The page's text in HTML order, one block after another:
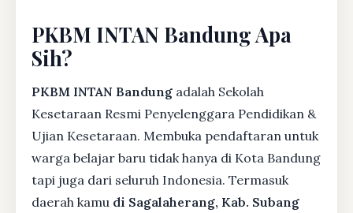
PKBM INTAN Bandung Apa
Sih?
PKBM INTAN Bandung adalah Sekolah
Kesetaraan Resmi Penyelenggara Pendidikan &
Ujian Kesetaraan. Membuka pendaftaran untuk
warga belajar baru tidak hanya di Kota Bandung
tapi juga dari seluruh Indonesia. Termasuk
daerah kamu di Sagalaherang, Kab. Subang